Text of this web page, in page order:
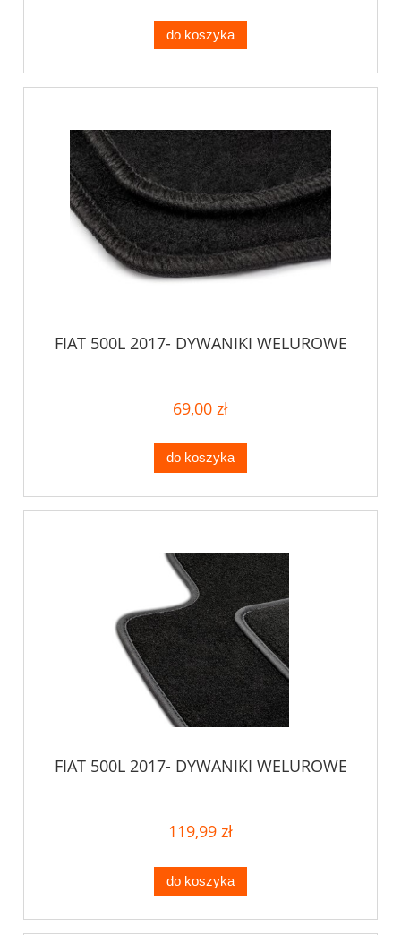
do koszyka
FIAT 500L 2017- DYWANIKI WELUROWE
69,00 zł
do koszyka
FIAT 500L 2017- DYWANIKI WELUROWE
119,99 zł
do koszyka